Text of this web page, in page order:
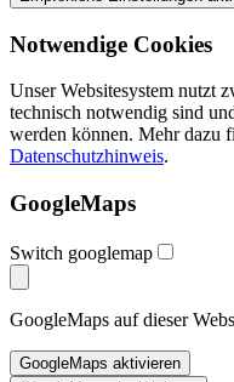
Notwendige Cookies
Unser Websitesystem nutzt
technisch notwendig sind
werden können. Mehr dazu
Datenschutzhinweis.
GoogleMaps
Switch googlemap
GoogleMaps auf dieser